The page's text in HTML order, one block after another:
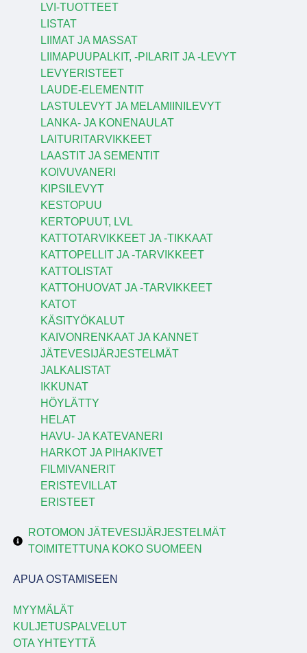
LVI-TUOTTEET
LISTAT
LIIMAT JA MASSAT
LIIMAPUUPALKIT, -PILARIT JA -LEVYT
LEVYERISTEET
LAUDE-ELEMENTIT
LASTULEVYT JA MELAMIINILEVYT
LANKA- JA KONENAULAT
LAITURITARVIKKEET
LAASTIT JA SEMENTIT
KOIVUVANERI
KIPSILEVYT
KESTOPUU
KERTOPUUT, LVL
KATTOTARVIKKEET JA -TIKKAAT
KATTOPELLIT JA -TARVIKKEET
KATTOLISTAT
KATTOHUOVAT JA -TARVIKKEET
KATOT
KÄSITYÖKALUT
KAIVONRENKAAT JA KANNET
JÄTEVESIJÄRJESTELMÄT
JALKALISTAT
IKKUNAT
HÖYLÄTTY
HELAT
HAVU- JA KATEVANERI
HARKOT JA PIHAKIVET
FILMIVANERIT
ERISTEVILLAT
ERISTEET
ROTOMON JÄTEVESIJÄRJESTELMÄT
TOIMITETTUNA KOKO SUOMEEN
APUA OSTAMISEEN
MYYMÄLÄT
KULJETUSPALVELUT
OTA YHTEYTTÄ